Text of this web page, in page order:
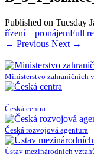
Published on Tuesday
řízení – pronájemFull
← Previous Next →
Ministerstvo zahraničních
Česká centra
Česká rozvojová agentura
Ústav mezinárodních